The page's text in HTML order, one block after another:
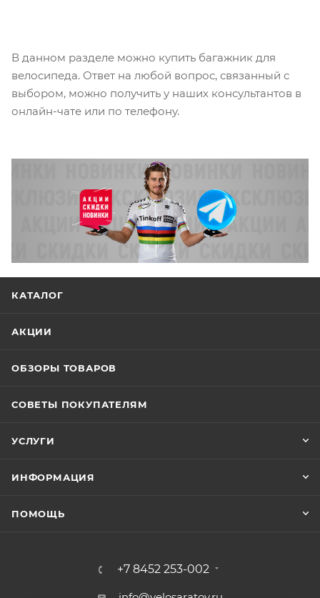
В данном разделе можно купить багажник для
велосипеда. Ответ на любой вопрос, связанный с
выбором, можно получить у наших консультантов в
онлайн-чате или по телефону.
КАТАЛОГ
АКЦИИ
ОБЗОРЫ ТОВАРОВ
СОВЕТЫ ПОКУПАТЕЛЯМ
УСЛУГИ
ИНФОРМАЦИЯ
ПОМОЩЬ
+7 8452 253-002